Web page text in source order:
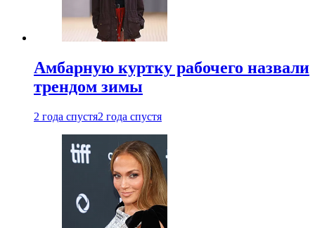
Амбарную куртку рабочего назвали
трендом зимы
2 года спустя2 года спустя